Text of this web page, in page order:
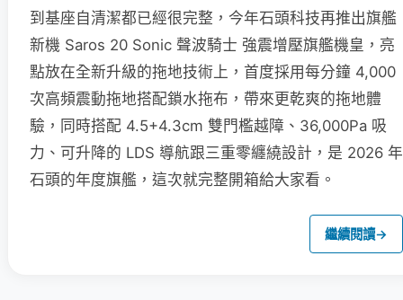
到基座自清潔都已經很完整，今年石頭科技再推出旗艦
新機 Saros 20 Sonic 聲波騎士 強震增壓旗艦機皇，亮
點放在全新升級的拖地技術上，首度採用每分鐘 4,000
次高頻震動拖地搭配鎖水拖布，帶來更乾爽的拖地體
驗，同時搭配 4.5+4.3cm 雙門檻越障、36,000Pa 吸
力、可升降的 LDS 導航跟三重零纏繞設計，是 2026 年
石頭的年度旗艦，這次就完整開箱給大家看。
繼續閱讀→